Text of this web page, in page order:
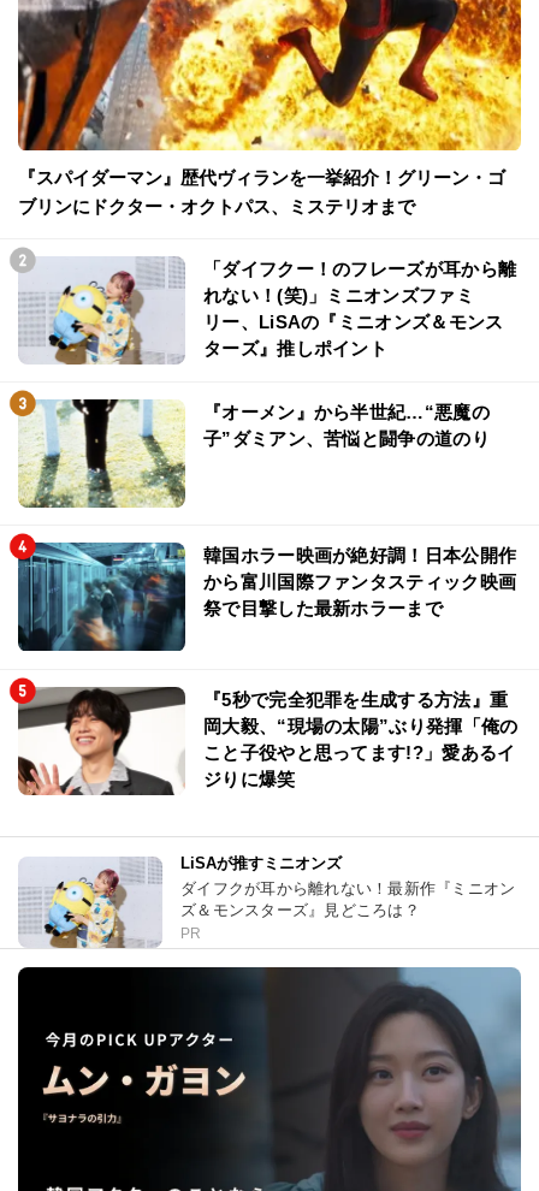
『スパイダーマン』歴代ヴィランを一挙紹介！グリーン・ゴ
ブリンにドクター・オクトパス、ミステリオまで
「ダイフクー！のフレーズが耳から離
れない！(笑)」ミニオンズファミ
リー、LiSAの『ミニオンズ＆モンス
ターズ』推しポイント
『オーメン』から半世紀…“悪魔の
子”ダミアン、苦悩と闘争の道のり
韓国ホラー映画が絶好調！日本公開作
から富川国際ファンタスティック映画
祭で目撃した最新ホラーまで
『5秒で完全犯罪を生成する方法』重
岡大毅、“現場の太陽”ぶり発揮「俺の
こと子役やと思ってます!?」愛あるイ
ジりに爆笑
LiSAが推すミニオンズ
ダイフクが耳から離れない！最新作『ミニオン
ズ＆モンスターズ』見どころは？
PR